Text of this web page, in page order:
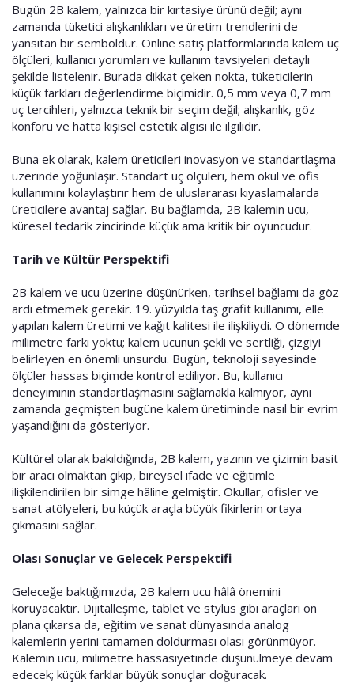
Bugün 2B kalem, yalnızca bir kırtasiye ürünü değil; aynı
zamanda tüketici alışkanlıkları ve üretim trendlerini de
yansıtan bir semboldür. Online satış platformlarında kalem uç
ölçüleri, kullanıcı yorumları ve kullanım tavsiyeleri detaylı
şekilde listelenir. Burada dikkat çeken nokta, tüketicilerin
küçük farkları değerlendirme biçimidir. 0,5 mm veya 0,7 mm
uç tercihleri, yalnızca teknik bir seçim değil; alışkanlık, göz
konforu ve hatta kişisel estetik algısı ile ilgilidir.
Buna ek olarak, kalem üreticileri inovasyon ve standartlaşma
üzerinde yoğunlaşır. Standart uç ölçüleri, hem okul ve ofis
kullanımını kolaylaştırır hem de uluslararası kıyaslamalarda
üreticilere avantaj sağlar. Bu bağlamda, 2B kalemin ucu,
küresel tedarik zincirinde küçük ama kritik bir oyuncudur.
Tarih ve Kültür Perspektifi
2B kalem ve ucu üzerine düşünürken, tarihsel bağlamı da göz
ardı etmemek gerekir. 19. yüzyılda taş grafit kullanımı, elle
yapılan kalem üretimi ve kağıt kalitesi ile ilişkiliydi. O dönemde
milimetre farkı yoktu; kalem ucunun şekli ve sertliği, çizgiyi
belirleyen en önemli unsurdu. Bugün, teknoloji sayesinde
ölçüler hassas biçimde kontrol ediliyor. Bu, kullanıcı
deneyiminin standartlaşmasını sağlamakla kalmıyor, aynı
zamanda geçmişten bugüne kalem üretiminde nasıl bir evrim
yaşandığını da gösteriyor.
Kültürel olarak bakıldığında, 2B kalem, yazının ve çizimin basit
bir aracı olmaktan çıkıp, bireysel ifade ve eğitimle
ilişkilendirilen bir simge hâline gelmiştir. Okullar, ofisler ve
sanat atölyeleri, bu küçük araçla büyük fikirlerin ortaya
çıkmasını sağlar.
Olası Sonuçlar ve Gelecek Perspektifi
Geleceğe baktığımızda, 2B kalem ucu hâlâ önemini
koruyacaktır. Dijitalleşme, tablet ve stylus gibi araçları ön
plana çıkarsa da, eğitim ve sanat dünyasında analog
kalemlerin yerini tamamen doldurması olası görünmüyor.
Kalemin ucu, milimetre hassasiyetinde düşünülmeye devam
edecek; küçük farklar büyük sonuçlar doğuracak.